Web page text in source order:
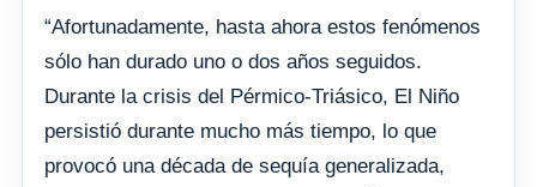
“Afortunadamente, hasta ahora estos fenómenos
sólo han durado uno o dos años seguidos.
Durante la crisis del Pérmico-Triásico, El Niño
persistió durante mucho más tiempo, lo que
provocó una década de sequía generalizada,